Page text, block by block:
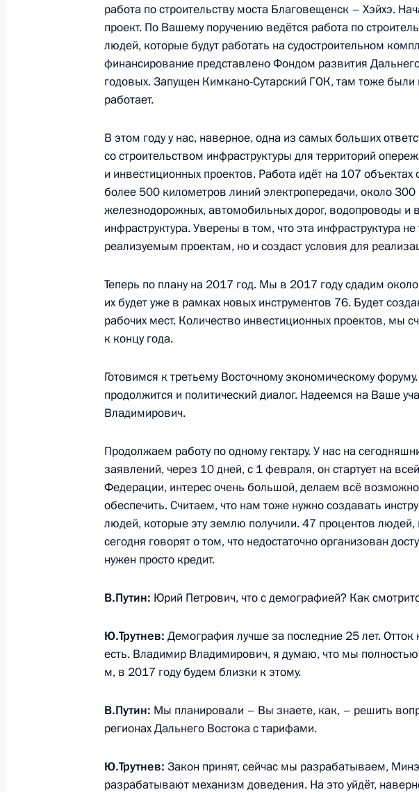
Игорь Левитин провёл совещание по вопросу
поручений Президента, касающихся развития
рыбохозяйственного комплекса
3 августа 2016 года, 10:00
Перечень поручений по итогам заседания
совета
11 июня 2016 года, 16:00
Рабочая встреча с Александром Галушкой и Юрием
Совещание с членами Правительства
Встреча с вице-премьером – полномочным
29 декабря 2015 года, 16:00
Совещание с членами Правительства
15 июля 2015 года, 16:15
Показать предыдущие материалы
работа по строительству моста Благовещенск – Хэйхэ.
проект. По Вашему поручению ведётся работа по
людей, которые будут работать на судостроительном
финансирование представлено Фондом развития
годовых. Запущен Кимкано-Сутарский ГОК, там тоже
работает.
В этом году у нас, наверное, одна из самых больших
со строительством инфраструктуры для территорий
и инвестиционных проектов. Работа идёт на 107 объектах
более 500 километров линий электропередачи, около
железнодорожных, автомобильных дорог, водопроводы и
инфраструктура. Уверены в том, что эта инфраструктура
реализуемым проектам, но и создаст условия для
Теперь по плану на 2017 год. Мы в 2017 году сдадим
их будет уже в рамках новых инструментов 76. Будет
рабочих мест. Количество инвестиционных проектов, мы
к концу года.
Готовимся к третьему Восточному экономическому
продолжится и политический диалог. Надеемся на Ваше
Владимирович.
Продолжаем работу по одному гектару. У нас на
заявлений, через 10 дней, с 1 февраля, он стартует на
Федерации, интерес очень большой, делаем всё
обеспечить. Считаем, что нам тоже нужно создавать
людей, которые эту землю получили. 47 процентов
сегодня говорят о том, что недостаточно организован
нужен просто кредит.
В.Путин: Юрий Петрович, что с демографией? Как
Ю.Трутнев: Демография лучше за последние 25 лет. Отток
есть. Владимир Владимирович, я думаю, что мы
м, в 2017 году будем близки к этому.
В.Путин: Мы планировали – Вы знаете, как, – решить
регионах Дальнего Востока с тарифами.
Ю.Трутнев: Закон принят, сейчас мы разрабатываем,
разрабатывают механизм доведения. На это уйдёт,